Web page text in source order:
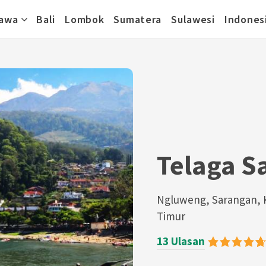
Bali Lombok Sumatera Sulawesi
Telaga
Ngluweng, Sarangan,
Timur
13 Ulasan